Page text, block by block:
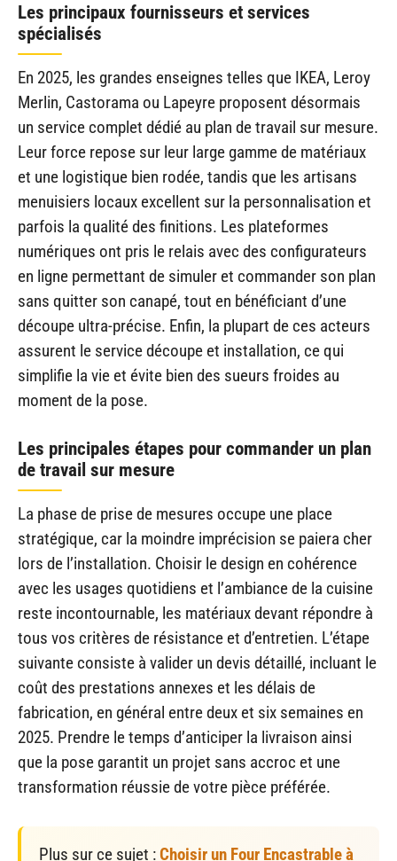
Les principaux fournisseurs et services
spécialisés
En 2025, les grandes enseignes telles que IKEA, Leroy
Merlin, Castorama ou Lapeyre proposent désormais
un service complet dédié au plan de travail sur mesure.
Leur force repose sur leur large gamme de matériaux
et une logistique bien rodée, tandis que les artisans
menuisiers locaux excellent sur la personnalisation et
parfois la qualité des finitions. Les plateformes
numériques ont pris le relais avec des configurateurs
en ligne permettant de simuler et commander son plan
sans quitter son canapé, tout en bénéficiant d’une
découpe ultra-précise. Enfin, la plupart de ces acteurs
assurent le service découpe et installation, ce qui
simplifie la vie et évite bien des sueurs froides au
moment de la pose.
Les principales étapes pour commander un plan
de travail sur mesure
La phase de prise de mesures occupe une place
stratégique, car la moindre imprécision se paiera cher
lors de l’installation. Choisir le design en cohérence
avec les usages quotidiens et l’ambiance de la cuisine
reste incontournable, les matériaux devant répondre à
tous vos critères de résistance et d’entretien. L’étape
suivante consiste à valider un devis détaillé, incluant le
coût des prestations annexes et les délais de
fabrication, en général entre deux et six semaines en
2025. Prendre le temps d’anticiper la livraison ainsi
que la pose garantit un projet sans accroc et une
transformation réussie de votre pièce préférée.
Plus sur ce sujet :Choisir un Four Encastrable à